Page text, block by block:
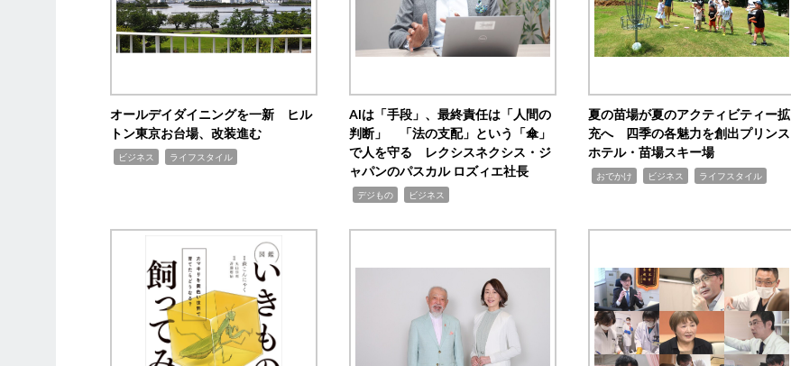
オールデイダイニングを一新 ヒル
トン東京お台場、改装進む
ビジネス ライフスタイル
AIは「手段」、最終責任は「人間の
判断」 「法の支配」という「傘」
で人を守る レクシスネクシス・ジ
ャパンのパスカル ロズィエ社長
デジもの ビジネス
夏の苗場が夏のアクティビティー拡
充へ 四季の各魅力を創出プリンス
ホテル・苗場スキー場
おでかけ ビジネス ライフスタイル